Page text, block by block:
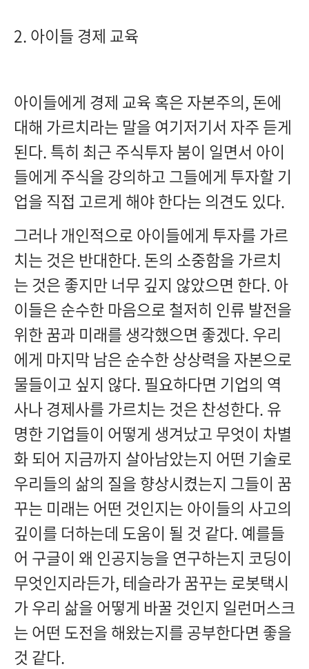
2. 아이들 경제 교육
아이들에게 경제 교육 혹은 자본주의, 돈에
대해 가르치라는 말을 여기저기서 자주 듣게
된다. 특히 최근 주식투자 붐이 일면서 아이
들에게 주식을 강의하고 그들에게 투자할 기
업을 직접 고르게 해야 한다는 의견도 있다.
그러나 개인적으로 아이들에게 투자를 가르
치는 것은 반대한다. 돈의 소중함을 가르치
는 것은 좋지만 너무 깊지 않았으면 한다. 아
이들은 순수한 마음으로 철저히 인류 발전을
위한 꿈과 미래를 생각했으면 좋겠다. 우리
에게 마지막 남은 순수한 상상력을 자본으로
물들이고 싶지 않다. 필요하다면 기업의 역
사나 경제사를 가르치는 것은 찬성한다. 유
명한 기업들이 어떻게 생겨났고 무엇이 차별
화 되어 지금까지 살아남았는지 어떤 기술로
우리들의 삶의 질을 향상시켰는지 그들이 꿈
꾸는 미래는 어떤 것인지는 아이들의 사고의
깊이를 더하는데 도움이 될 것 같다. 예를들
어 구글이 왜 인공지능을 연구하는지 코딩이
무엇인지라든가, 테슬라가 꿈꾸는 로봇택시
가 우리 삶을 어떻게 바꿀 것인지 일런머스크
는 어떤 도전을 해왔는지를 공부한다면 좋을
것 같다.